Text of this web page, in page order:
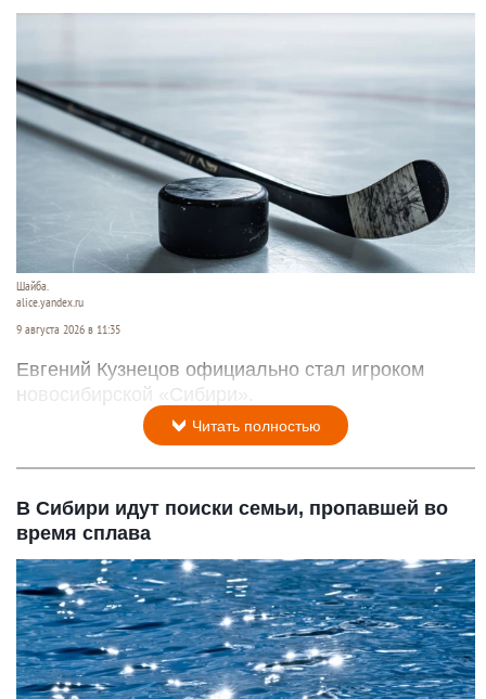
Шайба.
alice.yandex.ru
9 августа 2026 в 11:35
Евгений Кузнецов официально стал игроком
новосибирской «Сибири».
Читать полностью
В Сибири идут поиски семьи, пропавшей во
время сплава